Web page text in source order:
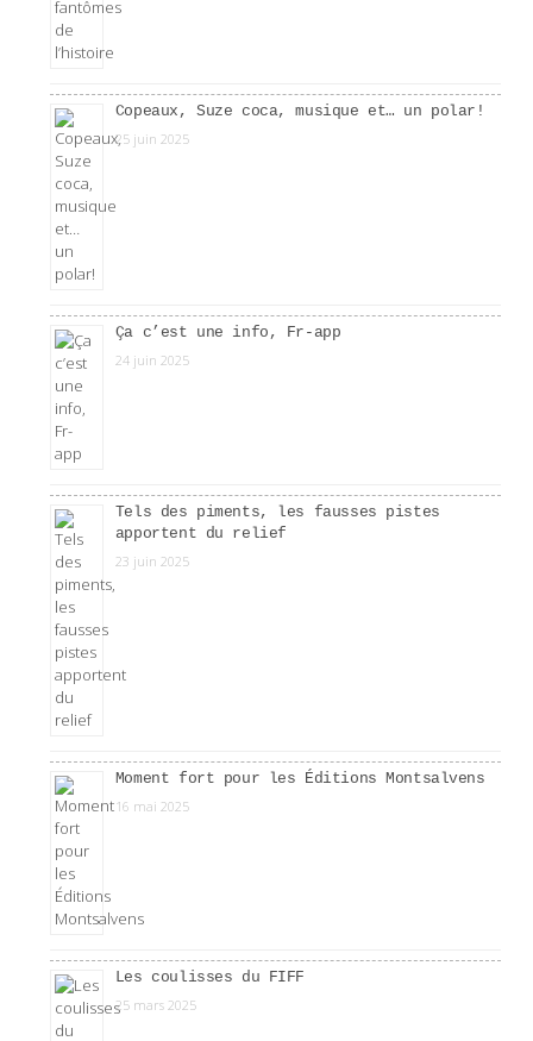
Copeaux, Suze coca, musique et… un polar!
25 juin 2025
Ça c’est une info, Fr-app
24 juin 2025
Tels des piments, les fausses pistes
apportent du relief
23 juin 2025
Moment fort pour les Éditions Montsalvens
16 mai 2025
Les coulisses du FIFF
25 mars 2025